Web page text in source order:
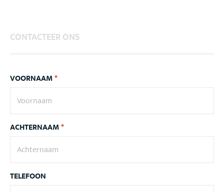
CONTACTEER ONS
VOORNAAM*
ACHTERNAAM*
TELEFOON